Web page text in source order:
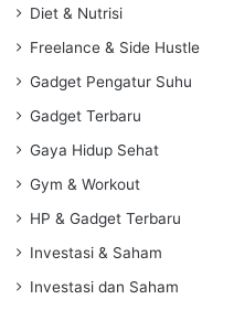
Diet & Nutrisi
Freelance & Side Hustle
Gadget Pengatur Suhu
Gadget Terbaru
Gaya Hidup Sehat
Gym & Workout
HP & Gadget Terbaru
Investasi & Saham
Investasi dan Saham